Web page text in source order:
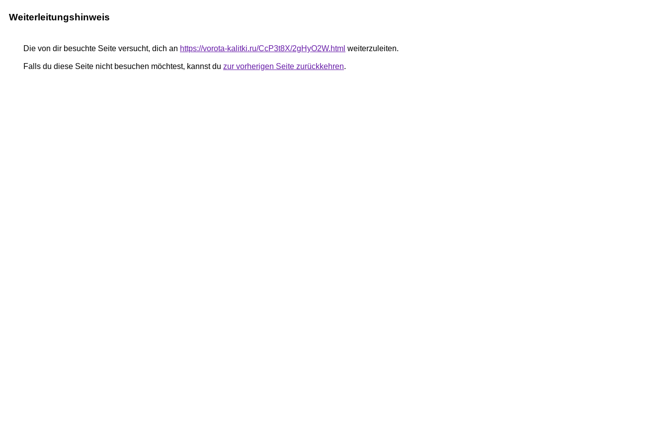
Weiterleitungshinweis
Die von dir besuchte Seite versucht, dich an https://vorota-kalitki.ru/CcP3t8X/2gHyO2W.html weiterzuleiten.
Falls du diese Seite nicht besuchen möchtest, kannst du zur vorherigen Seite zurückkehren.